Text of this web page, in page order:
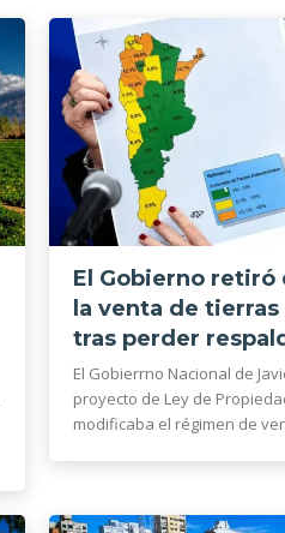
El Gobierno retiró
la venta de
tras perder
El Gobierrno Nacional de
proyecto de Ley de
modificaba el régimen de